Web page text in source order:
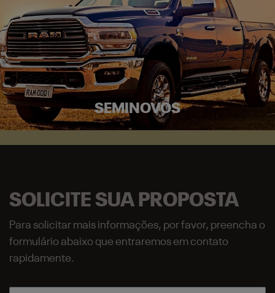
SEMINOVOS
SOLICITE SUA PROPOSTA
Para solicitar mais informações, por favor, preencha o
formulário abaixo que entraremos em contato
rapidamente.